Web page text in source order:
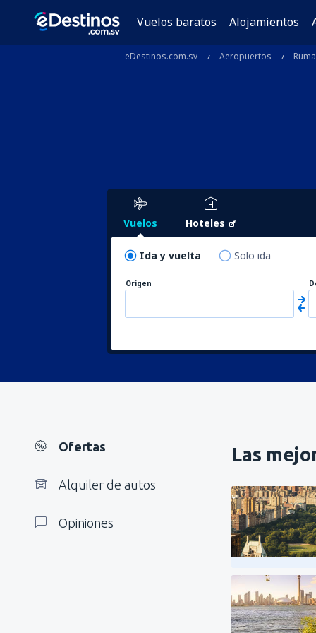
Vuelos baratos Alojamientos
eDestinos.com.sv Aeropuertos
Vuelos Hoteles
Ida y vuelta Solo ida
Origen
Ofertas
Alquiler de autos
Opiniones
Las